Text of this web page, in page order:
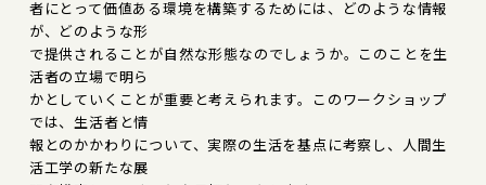
者にとって価値ある環境を構築するためには、どのような情報
が、どのような形
で提供されることが自然な形態なのでしょうか。このことを生
活者の立場で明ら
かとしていくことが重要と考えられます。このワークショップ
では、生活者と情
報とのかかわりについて、実際の生活を基点に考察し、人間生
活工学の新たな展